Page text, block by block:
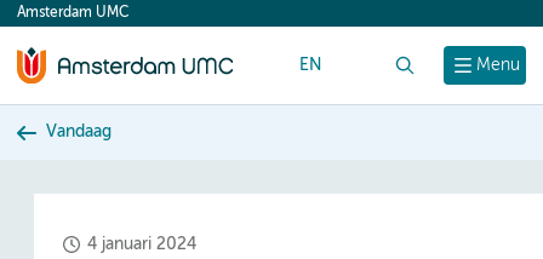
content
Menu
Amsterdam UMC
EN
Vandaag
4 januari 2024